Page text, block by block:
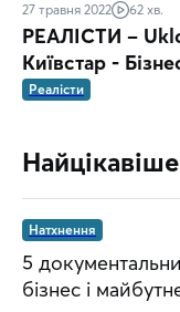
27 травня 2022 62 хв.
РЕАЛІСТИ –
Київстар -
Реалісти
Найцікавіше
Натхнення
5
бізнес і